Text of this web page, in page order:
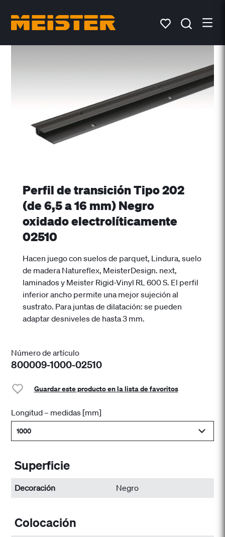
Perfil de transición Tipo 202
(de 6,5 a 16 mm) Negro
oxidado electrolíticamente
02510
Hacen juego con suelos de parquet, Lindura, suelo
de madera Natureflex, MeisterDesign. next,
laminados y Meister Rigid-Vinyl RL 600 S. El perfil
inferior ancho permite una mejor sujeción al
sustrato. Para juntas de dilatación: se pueden
adaptar desniveles de hasta 3 mm.
Número de artículo
800009-1000-02510
Guardar este producto en la lista de favoritos
Longitud – medidas [mm]
1000
Superficie
Decoración Negro
Colocación